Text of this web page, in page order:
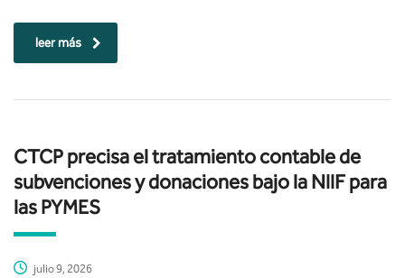
leer más
CTCP precisa el tratamiento contable de
subvenciones y donaciones bajo la NIIF para
las PYMES
julio 9, 2026